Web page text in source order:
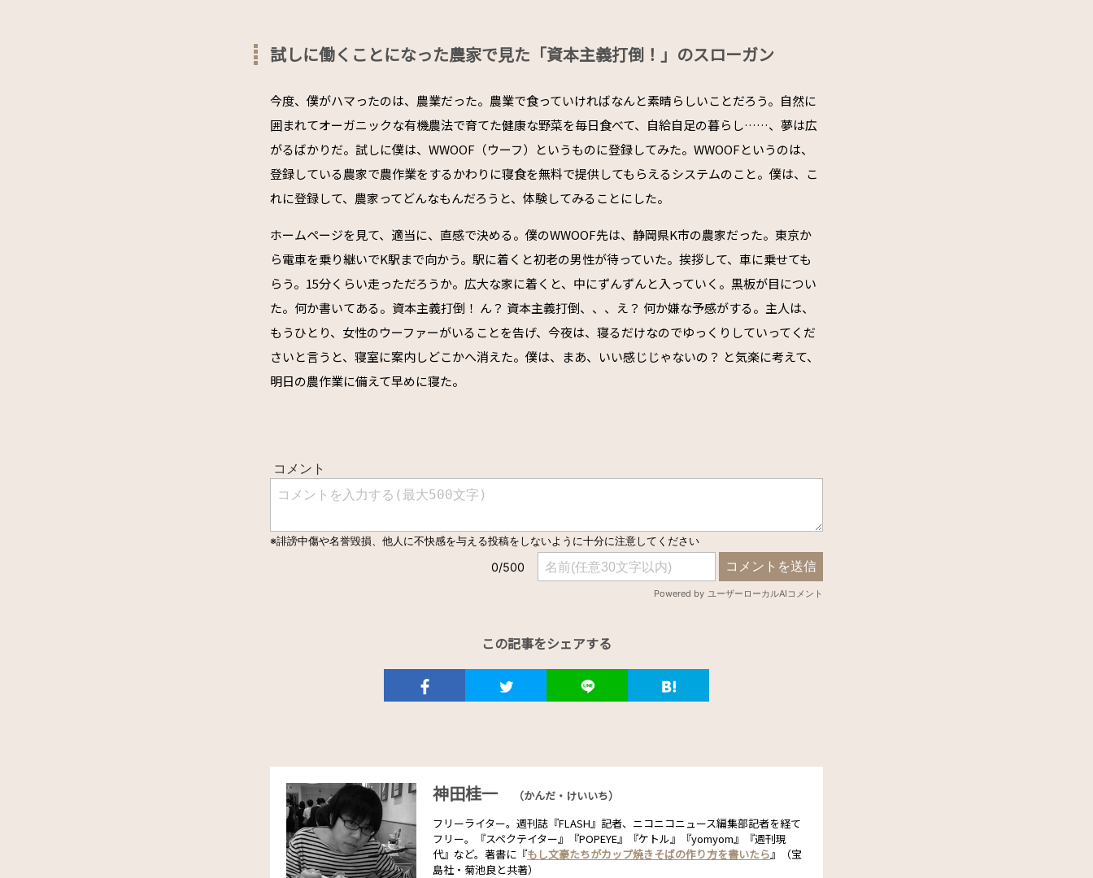
試しに働くことになった農家で見た「資本主義打倒！」のスローガン
今度、僕がハマったのは、農業だった。農業で食っていければなんと素晴らしいことだろう。自然に
囲まれてオーガニックな有機農法で育てた健康な野菜を毎日食べて、自給自足の暮らし……、夢は広
がるばかりだ。試しに僕は、WWOOF（ウーフ）というものに登録してみた。WWOOFというのは、
登録している農家で農作業をするかわりに寝食を無料で提供してもらえるシステムのこと。僕は、こ
れに登録して、農家ってどんなもんだろうと、体験してみることにした。
ホームページを見て、適当に、直感で決める。僕のWWOOF先は、静岡県K市の農家だった。東京か
ら電車を乗り継いでK駅まで向かう。駅に着くと初老の男性が待っていた。挨拶して、車に乗せても
らう。15分くらい走っただろうか。広大な家に着くと、中にずんずんと入っていく。黒板が目につい
た。何か書いてある。資本主義打倒！ ん？ 資本主義打倒、、、え？ 何か嫌な予感がする。主人は、
もうひとり、女性のウーファーがいることを告げ、今夜は、寝るだけなのでゆっくりしていってくだ
さいと言うと、寝室に案内しどこかへ消えた。僕は、まあ、いい感じじゃないの？ と気楽に考えて、
明日の農作業に備えて早めに寝た。
この記事をシェアする
神田桂一
（かんだ・けいいち）
フリーライター。週刊誌『FLASH』記者、ニコニコニュース編集部記者を経て
フリー。『スペクテイター』『POPEYE』『ケトル』『yomyom』『週刊現
代』など。著書に『もし文豪たちがカップ焼きそばの作り方を書いたら』（宝
島社・菊池良と共著）